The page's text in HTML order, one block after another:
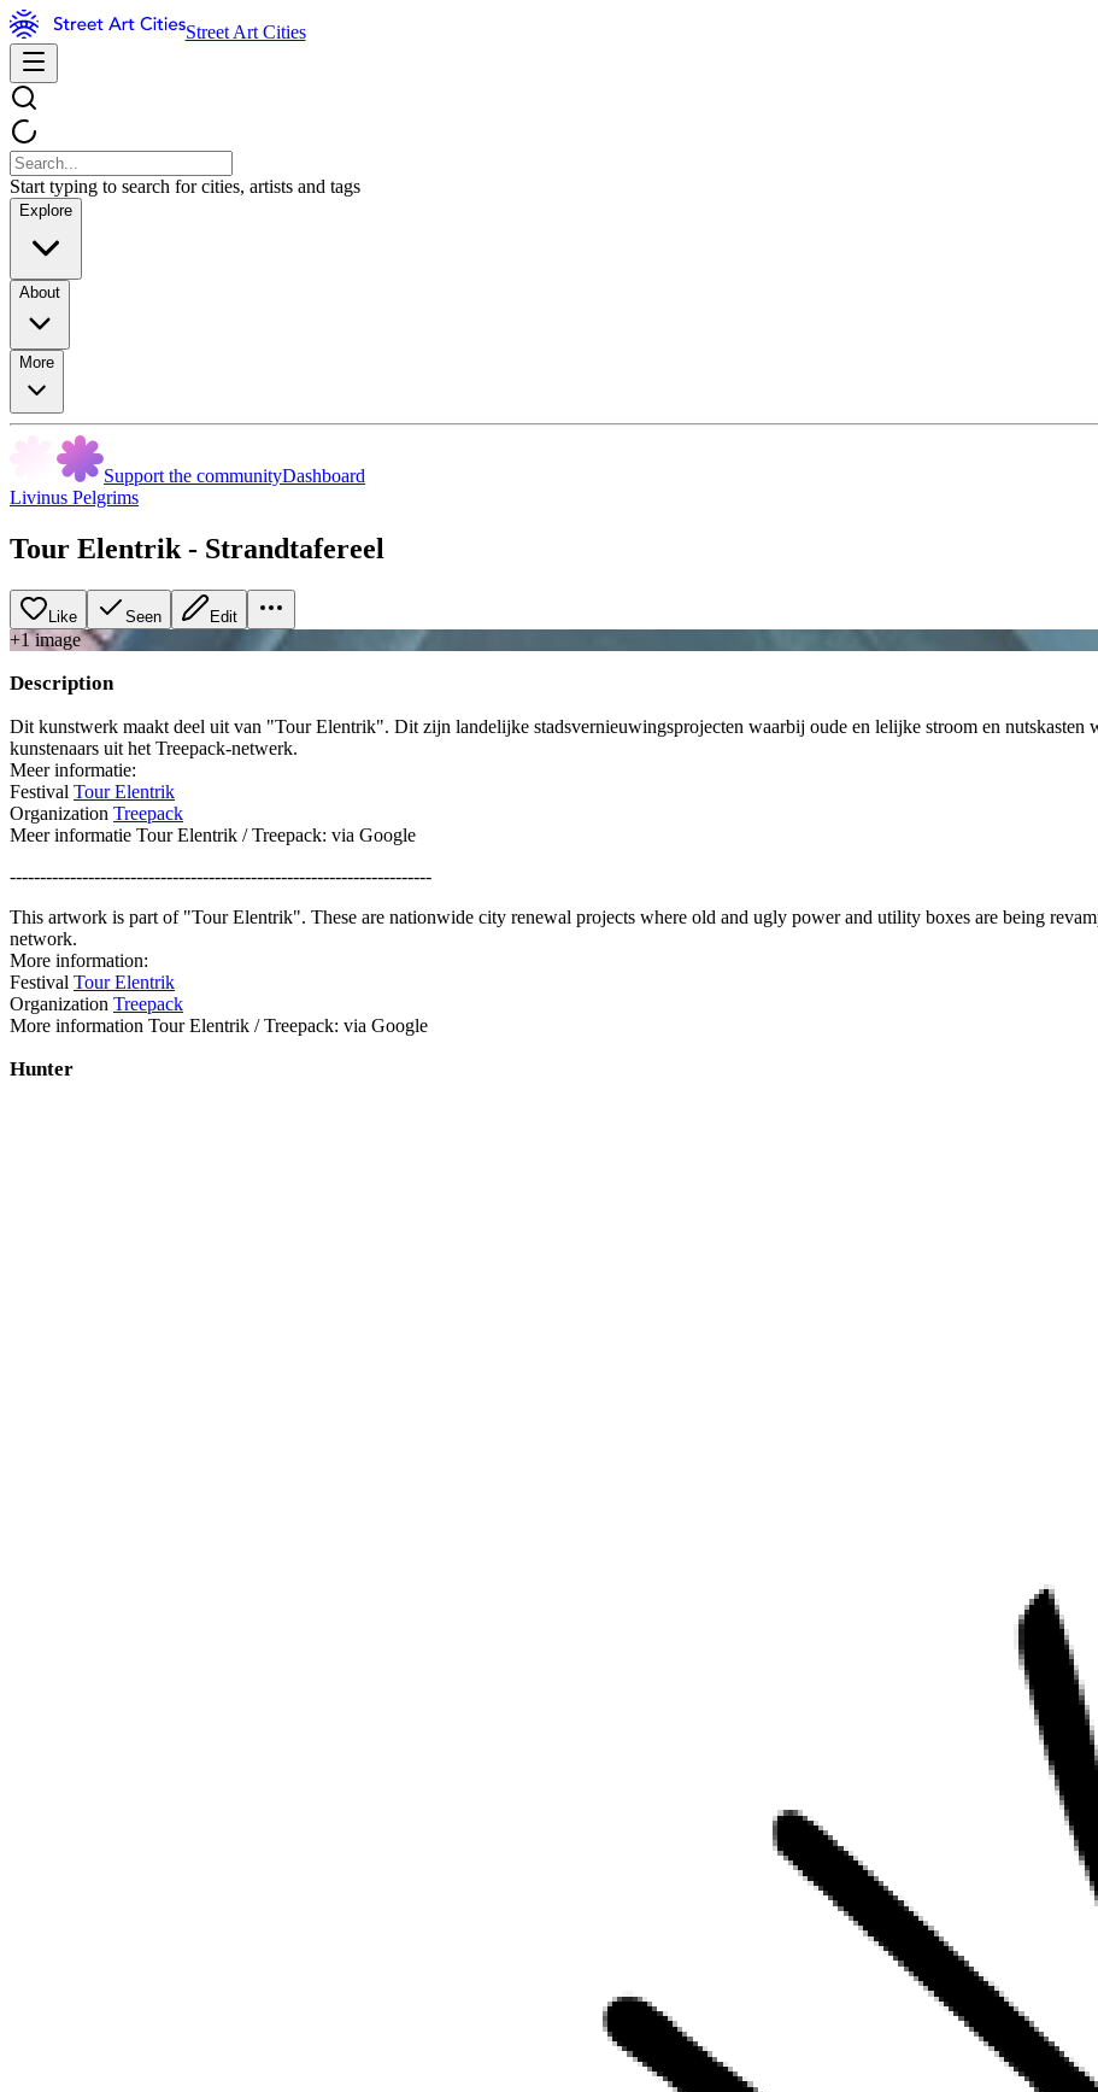
Street Art Cities
Start typing to search for cities, artists and tags
Explore
About
More
Support the communityDashboard
Livinus Pelgrims
Tour Elentrik - Strandtafereel
Like Seen Edit
+1image
Description
Dit kunstwerk maakt deel uit van "Tour Elentrik". Dit zijn landelijke stadsvernieuwingsprojecten waarbij oude en lelijke stroom en nutskasten
kunstenaars uit het Treepack-netwerk.
Meer informatie:
Festival Tour Elentrik
Organization Treepack
Meer informatie Tour Elentrik / Treepack: via Google
----------------------------------------------------------------------
This artwork is part of "Tour Elentrik". These are nationwide city renewal projects where old and ugly power and utility boxes are being
network.
More information:
Festival Tour Elentrik
Organization Treepack
More information Tour Elentrik / Treepack: via Google
Hunter